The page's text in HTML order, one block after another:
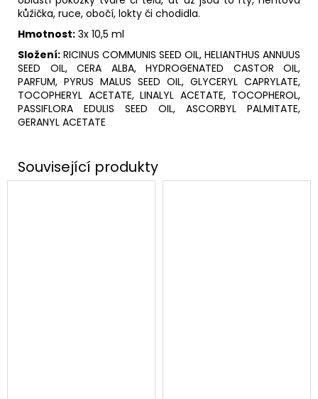
kůžička, ruce, obočí, lokty či chodidla.
Hmotnost: 3x 10,5 ml
Složení: RICINUS COMMUNIS SEED OIL, HELIANTHUS ANNUUS
SEED OIL, CERA ALBA, HYDROGENATED CASTOR OIL,
PARFUM, PYRUS MALUS SEED OIL, GLYCERYL CAPRYLATE,
TOCOPHERYL ACETATE, LINALYL ACETATE, TOCOPHEROL,
PASSIFLORA EDULIS SEED OIL, ASCORBYL PALMITATE,
GERANYL ACETATE